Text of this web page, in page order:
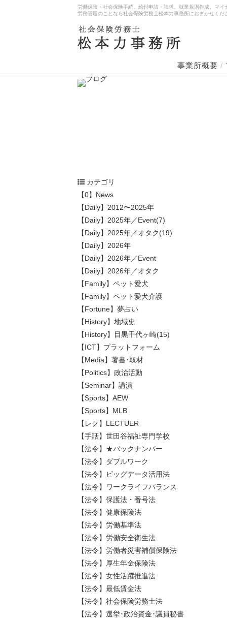
労働保険・社会保険手続、給付申請・請求、就業規則作成、マ
労務管理のことなら社会保険労務士松本力事務所におまかせくだ
事業所概要 /
カテゴリ
【0】News
【Daily】2012〜2025年
【Daily】2025年／Event(7)
【Daily】2025年／オタク(19)
【Daily】2026年
【Daily】2026年／Event
【Daily】2026年／オタク
【Family】ペット愛犬
【Family】ペット愛犬介護
【Fortune】夢占い
【History】地域史
【History】目黒千代ヶ崎(15)
【ICT】プラットフォーム
【Media】著書･取材
【Politics】政治活動
【Seminar】講演
【Sports】AEW
【Sports】MLB
【レク】LECTUER
【手話】世田谷福祉専門学校
【法令】★バックナンバー
【法令】ダブルワーク
【法令】ビッグデータ活用法
【法令】ワークライフバランス
【法令】保護法・番号法
【法令】健康保険法
【法令】労働基準法
【法令】労働安全衛生法
【法令】労働者災害補償保険法
【法令】厚生年金保険法
【法令】女性活躍推進法
【法令】最低賃金法
【法令】社会保険労務士法
【法令】選挙･政治資金･議員秘書